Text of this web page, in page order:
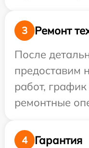
3
Ремонт
После
предоставим
работ,
ремонтные
4
Гарантия